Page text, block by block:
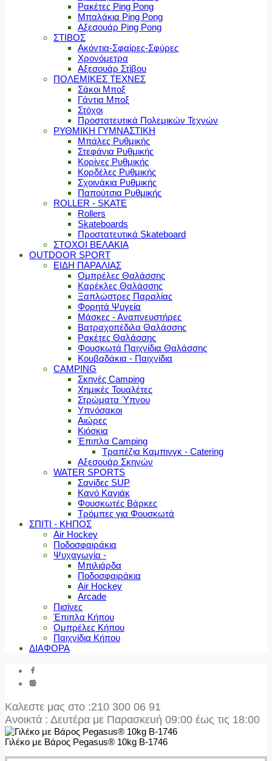
Ρακέτες Ping Pong
Μπαλάκια Ping Pong
Αξεσουάρ Ping Pong
ΣΤΙΒΟΣ
Ακόντια-Σφαίρες-Σφύρες
Χρονόμετρα
Αξεσουάρ Στίβου
ΠΟΛΕΜΙΚΕΣ ΤΕΧΝΕΣ
Σάκοι Μποξ
Γάντια Μποξ
Στόχοι
Προστατευτικά Πολεμικών Τεχνών
ΡΥΘΜΙΚΗ ΓΥΜΝΑΣΤΙΚΗ
Μπάλες Ρυθμικής
Στεφάνια Ρυθμικής
Κορίνες Ρυθμικής
Κορδέλες Ρυθμικής
Σχοινάκια Ρυθμικής
Παπούτσια Ρυθμικής
ROLLER - SKATE
Rollers
Skateboards
Προστατευτικά Skateboard
ΣΤΟΧΟΙ ΒΕΛΑΚΙΑ
OUTDOOR SPORT
ΕΙΔΗ ΠΑΡΑΛΙΑΣ
Ομπρέλες Θαλάσσης
Καρέκλες Θαλάσσης
Ξαπλώστρες Παραλίας
Φορητά Ψυγεία
Μάσκες - Αναπνευστήρες
Βατραχοπέδιλα Θαλάσσης
Ρακέτες Θαλάσσης
Φουσκωτά Παιχνίδια Θαλάσσης
Κουβαδάκια - Παιχνίδια
CAMPING
Σκηνές Camping
Χημικές Τουαλέτες
Στρώματα Ύπνου
Υπνόσακοι
Αιώρες
Κιόσκια
Έπιπλα Camping
Τραπέζια Καμπινγκ - Catering
Αξεσουάρ Σκηνών
WATER SPORTS
Σανίδες SUP
Κανό Καγιάκ
Φουσκωτές Βάρκες
Τρόμπες για Φουσκωτά
ΣΠΙΤΙ - ΚΗΠΟΣ
Air Hockey
Ποδοσφαιράκια
Ψυχαγωγία -
Μπιλιάρδα
Ποδοσφαιράκια
Air Hockey
Arcade
Πισίνες
Έπιπλα Κήπου
Ομπρέλες Κήπου
Παιχνίδια Κήπου
ΔΙΑΦΟΡΑ
Καλεστε μας στο :210 300 06 91
Ανοικτά : Δευτέρα με Παρασκευή 09:00 έως τις 18:00
Γιλέκο με Βάρος Pegasus® 10kg B-1746